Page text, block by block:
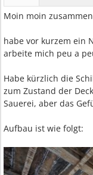
Moin moin
habe vor kurzem ein
arbeite mich peu a
Habe kürzlich die
zum Zustand der
Sauerei, aber das
Aufbau ist wie folgt: